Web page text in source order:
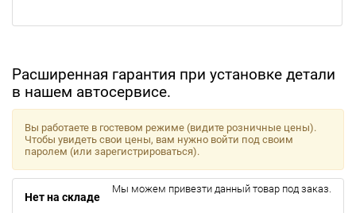
Расширенная гарантия при установке детали
в нашем автосервисе.
Вы работаете в гостевом режиме (видите розничные цены).
Чтобы увидеть свои цены, вам нужно войти под своим
паролем (или зарегистрироваться).
Нет на складе
Мы можем привезти данный товар под заказ.